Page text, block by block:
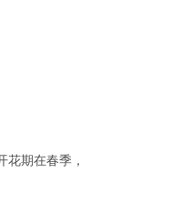
期在春季，